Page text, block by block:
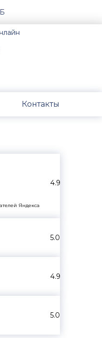
Контакты
4.9
Яндекса
5.0
4.9
5.0